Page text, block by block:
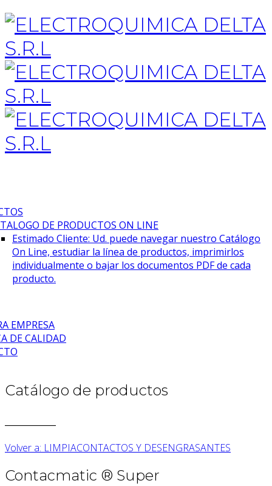
DE PRODUCTOS ON LINE
Estimado Cliente: Ud. puede navegar nuestro Catálogo
On Line, estudiar la línea de productos, imprimirlos
individualmente o bajar los documentos PDF de cada
producto.
EMPRESA
DE CALIDAD
Catálogo de productos
Volver a: LIMPIACONTACTOS Y DESENGRASANTES
Contacmatic ® Super